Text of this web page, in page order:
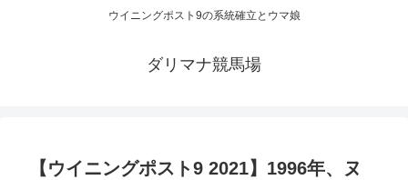
ウイニングポスト9の系統確立とウマ娘
ダリマナ競馬場
【ウイニングポスト9 2021】1996年、ヌ